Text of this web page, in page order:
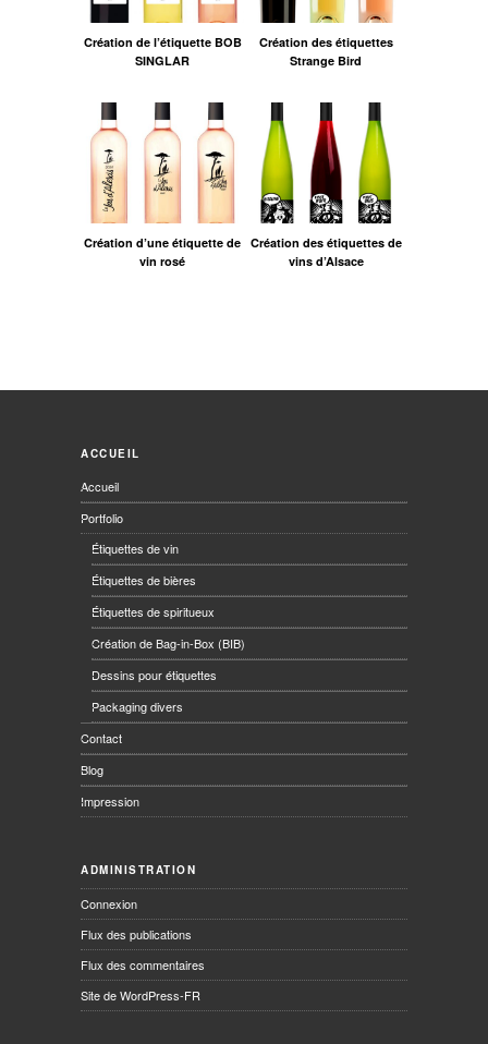
Création de l’étiquette BOB
SINGLAR
Création des étiquettes
Strange Bird
Création d’une étiquette de
vin rosé
Création des étiquettes de
vins d’Alsace
ACCUEIL
Accueil
Portfolio
Étiquettes de vin
Étiquettes de bières
Étiquettes de spiritueux
Création de Bag-in-Box (BIB)
Dessins pour étiquettes
Packaging divers
Contact
Blog
Impression
ADMINISTRATION
Connexion
Flux des publications
Flux des commentaires
Site de WordPress-FR